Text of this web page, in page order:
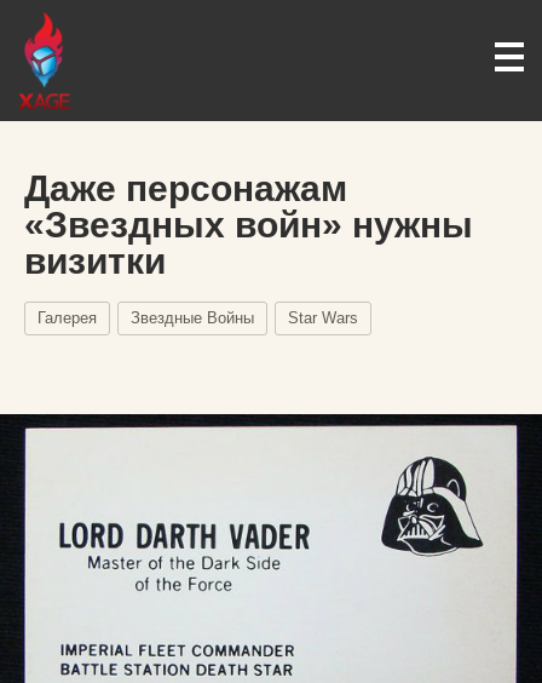
Даже персонажам
«Звездных войн» нужны
визитки
Галерея Звездные Войны Star Wars